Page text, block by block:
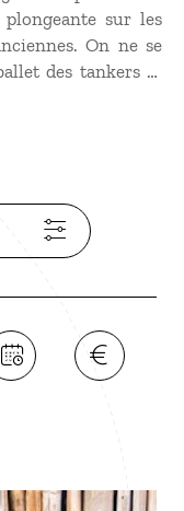
plongeante sur les
On ne se
des tankers et
les géants des